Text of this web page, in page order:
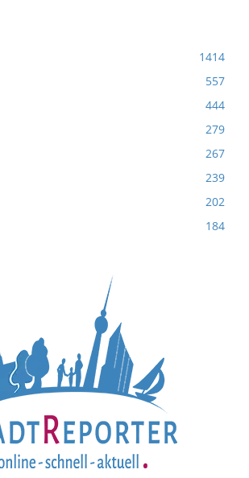
1414
557
444
279
267
239
202
184